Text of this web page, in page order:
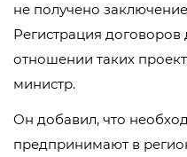
не получено
Регистрация договоров
отношении таких
министр.
Он добавил, что
предпринимают в